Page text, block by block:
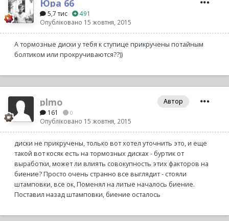
Юра 66
5,7 тис
491
Опубліковано 15 жовтня, 2015
А тормозные диски у тебя к ступице прикручены потайным
болтиком или прокручиваются??))
plmo
161 0
Опубліковано 15 жовтня, 2015
Автор
диски не прикручены, только вот хотел уточнить это, и еще
такой вот косяк есть на тормозных дисках - буртик от
выработки, может ли влиять совокупность этих факторов на
биение? Просто очень странно все выглядит - стояли
штамповки, все ок, Поменял на литые началось биение.
Поставил назад штамповки, биение осталось